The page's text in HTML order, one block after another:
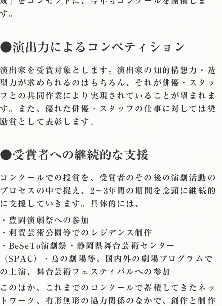
す。
●演出力によるコンペティション
演出家を受賞対象とします。演出家の知的構想力・造
型力が求められるのはもちろん、それが俳優・スタッ
フとの共同作業により実現されていることが望まれま
す。また、優れた俳優・スタッフの仕事に対しては奨
励賞として表彰します。
●受賞者への継続的な支援
コンクールでの授賞を、受賞者のその後の演劇活動の
プロセスの中で捉え、2～3年間の期間を念頭に継続的
に支援していきます。具体的には、
・豊岡演劇祭への参加
・利賀芸術公園等でのレジデンス制作
・BeSeTo演劇祭・静岡県舞台芸術センター
（SPAC）・鳥の劇場等、国内外の劇場プログラムで
の上演、舞台芸術フェスティバルへの参加
このほか、これまでのコンクールで蓄積してきたネッ
トワーク、有形無形の協力関係のなかで、創作と制作